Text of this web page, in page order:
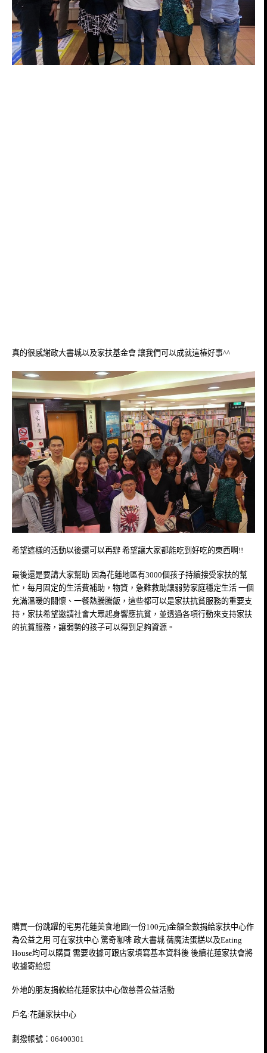
真的很感謝政大書城以及家扶基金會 讓我們可以成就這樁好事^^
希望這樣的活動以後還可以再辦 希望讓大家都能吃到好吃的東西啊!!
最後還是要請大家幫助 因為花蓮地區有3000個孩子持續接受家扶的幫
忙，每月固定的生活費補助，物資，急難救助讓弱勢家庭穩定生活 一個
充滿溫暖的關懷、一餐熱騰騰飯，這些都可以是家扶抗貧服務的重要支
持，家扶希望邀請社會大眾起身響應抗貧，並透過各項行動來支持家扶
的抗貧服務，讓弱勢的孩子可以得到足夠資源。
購買一份跳躍的宅男花蓮美食地圖(一份100元)金額全數捐給家扶中心作
為公益之用 可在家扶中心 驚奇咖啡 政大書城 蒨魔法蛋糕以及Eating
House均可以購買 需要收據可跟店家填寫基本資料後 後續花蓮家扶會將
收據寄給您
外地的朋友捐款給花蓮家扶中心做慈善公益活動
戶名:花蓮家扶中心
劃撥帳號：06400301